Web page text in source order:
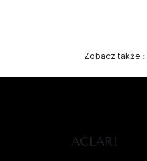
Zobacz także :
ACLARI